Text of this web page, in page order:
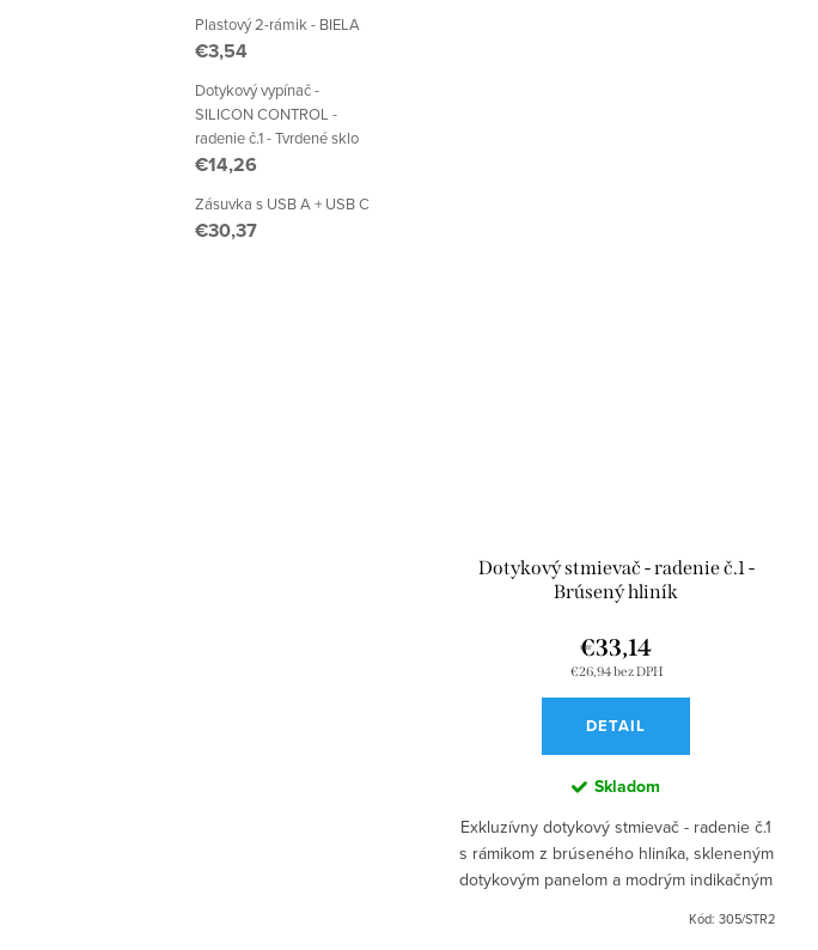
Plastový 2-rámik - BIELA
€3,54
Dotykový vypínač -
SILICON CONTROL -
radenie č.1 - Tvrdené sklo
€14,26
Zásuvka s USB A + USB C
€30,37
Dotykový stmievač - radenie č.1 -
Brúsený hliník
€26,94 bez DPH
€33,14
DETAIL
Skladom
Exkluzívny dotykový stmievač - radenie č.1
s rámikom z brúseného hliníka, skleneným
dotykovým panelom a modrým indikačným
Kód:305/STR2